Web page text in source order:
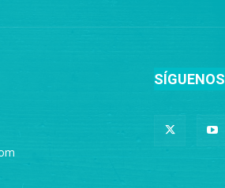
SÍGUENOS